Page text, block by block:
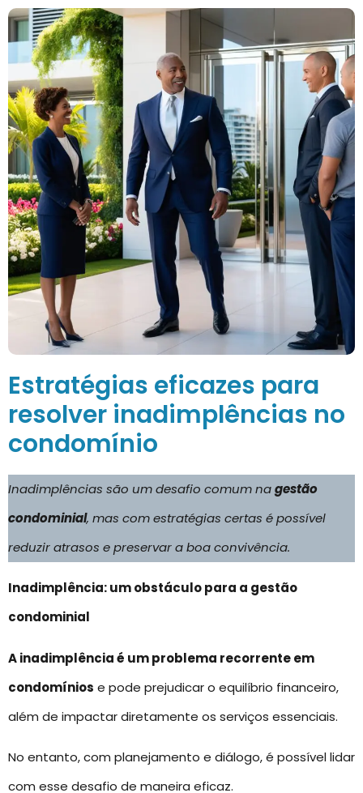
Estratégias eficazes para
resolver inadimplências no
condomínio
Inadimplências são um desafio comum nagestão
condominial, mas com estratégias certas é possível
reduzir atrasos e preservar a boa convivência.
Inadimplência: um obstáculo para a gestão
condominial
A inadimplência é um problema recorrente em
condomínios e pode prejudicar o equilíbrio financeiro,
além de impactar diretamente os serviços essenciais.
No entanto, com planejamento e diálogo, é possível lidar
com esse desafio de maneira eficaz.